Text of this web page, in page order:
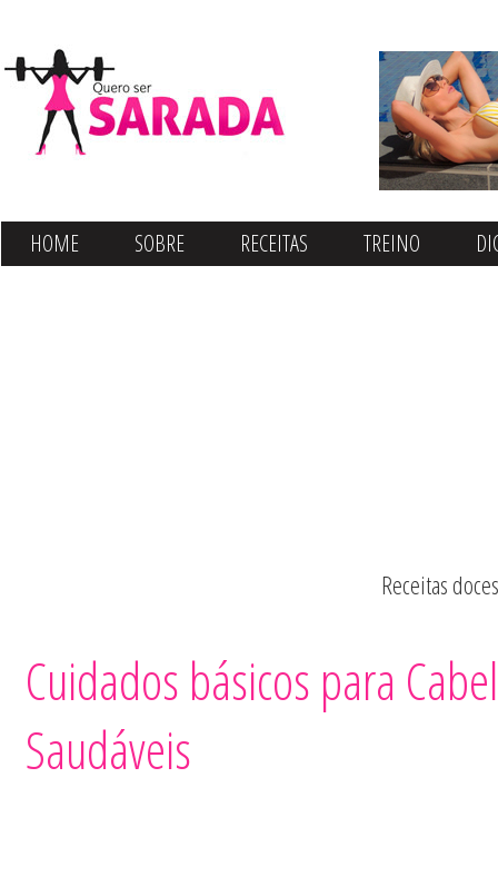
HOME SOBRE RECEITAS TREINO
Receitas doces
Cuidados básicos para
Saudáveis